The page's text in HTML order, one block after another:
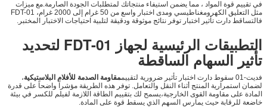
في تقييم قوة المواد ، مما يضمن استيفاء منتجاتك لمتطلبات الجودة الصارمة.مع ميزات
مثل التعليق الكهرومغناطيسي ومدى اختبار واسع من 50 غرام إلى 2000 غرام، FDT-01
فالتساقط دارت تأثير اختبار توفر نتائج موثوقة ودقيقة لتلبية احتياجات الاختبار المختبر.
التطبيقات الرئيسية لجهاز FDT-01 لتحديد
تأثير السهام الساقطة
فديت-01 سقوط دارت اختبار تأثير ضرورية لتقييم مقاومة الصدمة للأفلام البلاستيكية،
لضمان استمرارية المنتج أثناء النقل والتعامل. توفر هذه الطريقة مؤشراً واضحاً على قدرة
المادة على مقاومة القوى الخارجية،يسمح لك بتقييم الطاقة اللازمة لفيلم للكسر في بيئة
خاضعة للرقابة حيث يمارس السهم الذي يسقط قوة على المادة.